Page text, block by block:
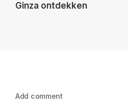
Ginza ontdekken
Add comment